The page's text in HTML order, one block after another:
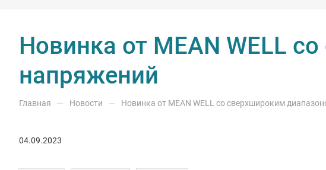
Новинка от MEAN WELL
напряжений
Главная — Новости — Новинка от MEAN WELL со сверхшироким
04.09.2023